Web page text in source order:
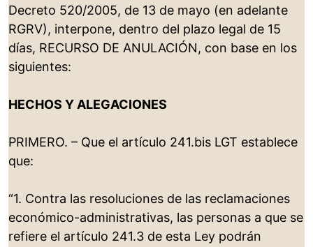
Decreto 520/2005, de 13 de mayo (en adelante
RGRV), interpone, dentro del plazo legal de 15
días, RECURSO DE ANULACIÓN, con base en los
siguientes:
HECHOS Y ALEGACIONES
PRIMERO. – Que el artículo 241.bis LGT establece
que:
“1. Contra las resoluciones de las reclamaciones
económico-administrativas, las personas a que se
refiere el artículo 241.3 de esta Ley podrán